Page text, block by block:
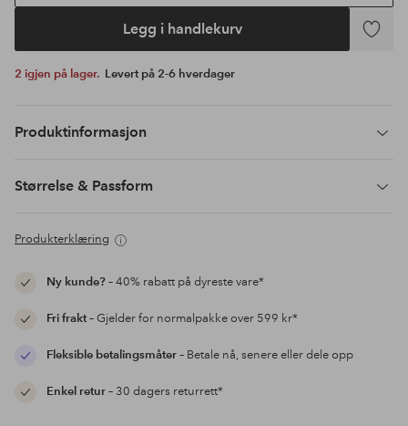
Legg i handlekurv
Legg
2 igjen på lager. Levert på 2-6 hverdager
Produktinformasjon
Størrelse & Passform
Produkterklæring
Ny kunde?– 40% rabatt på dyreste vare*
Fri frakt– Gjelder for normalpakke over 599 kr*
Fleksible betalingsmåter– Betale nå, senere eller dele opp
Enkel retur– 30 dagers returrett*